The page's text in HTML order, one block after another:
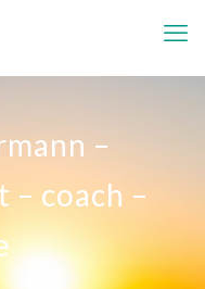
–
– coach –